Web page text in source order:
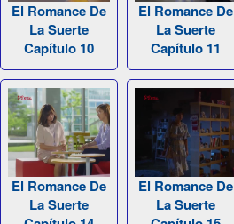
El Romance De
La Suerte
Capítulo 10
El Romance De
La Suerte
Capítulo 11
El Romance De
La Suerte
El Romance De
La Suerte